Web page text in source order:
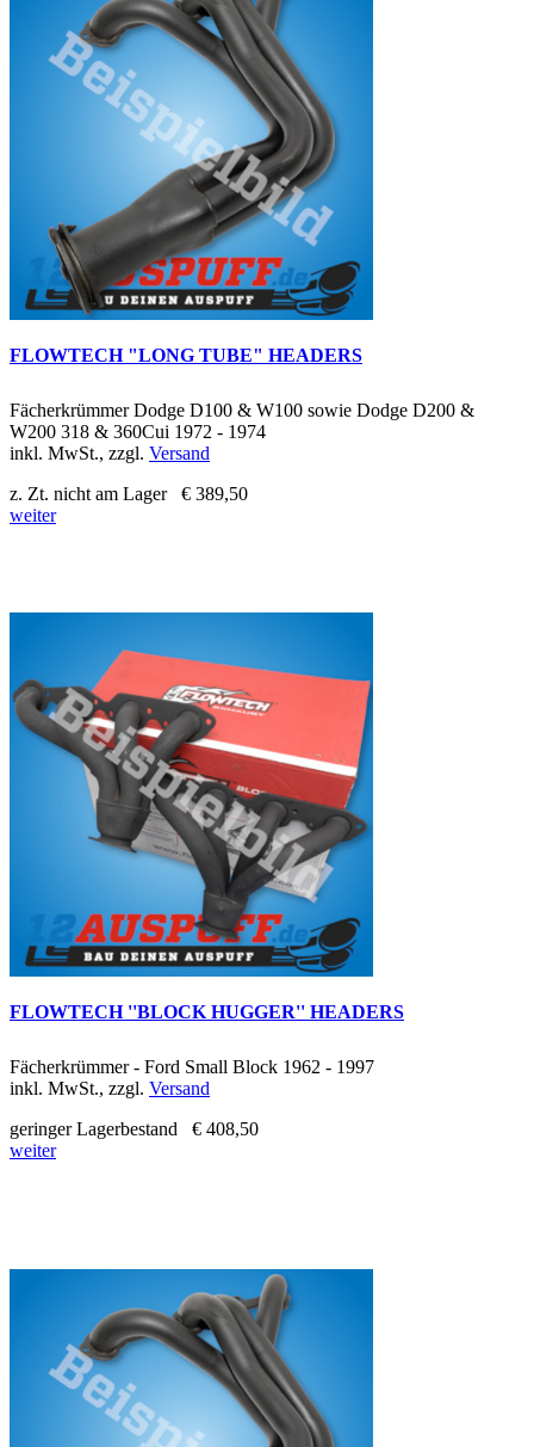
FLOWTECH "LONG TUBE" HEADERS
Fächerkrümmer Dodge D100 & W100 sowie Dodge D200 &
W200 318 & 360Cui 1972 - 1974
inkl. MwSt., zzgl. Versand
z. Zt. nicht am Lager
€ 389,50
weiter
FLOWTECH ''BLOCK HUGGER'' HEADERS
Fächerkrümmer - Ford Small Block 1962 - 1997
inkl. MwSt., zzgl. Versand
geringer Lagerbestand
€ 408,50
weiter